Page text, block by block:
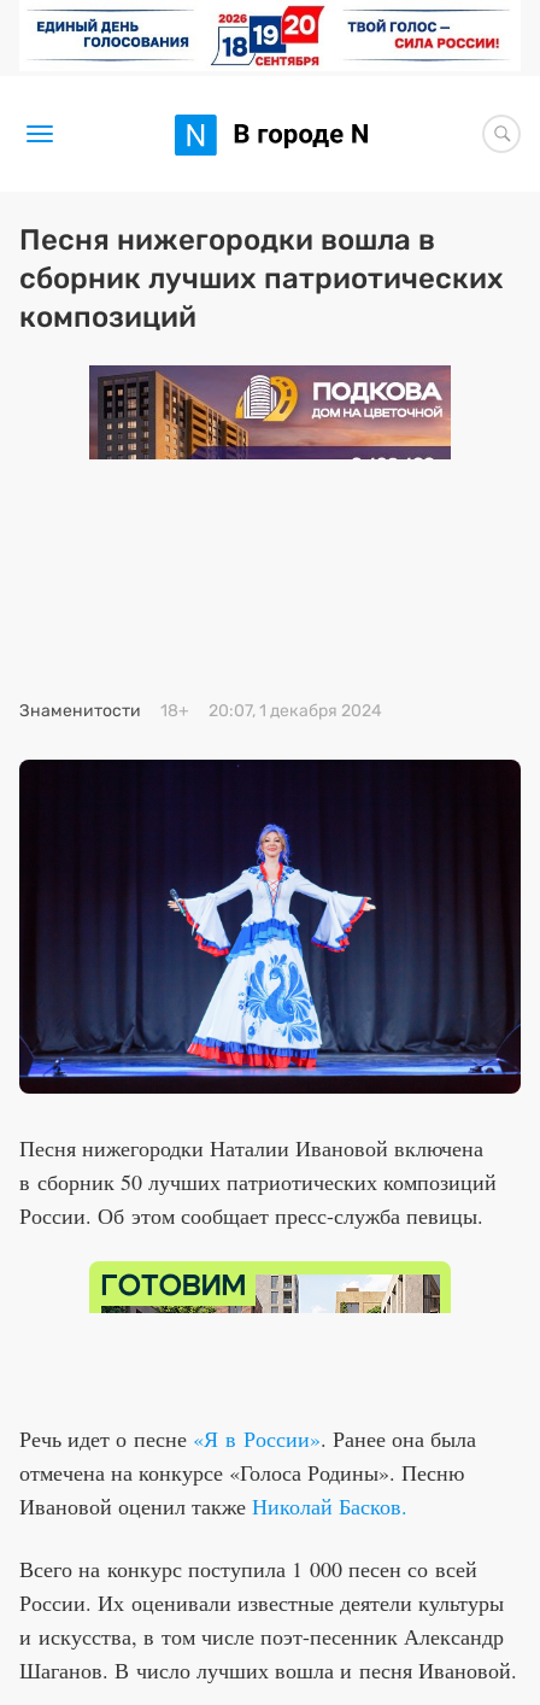
Новости
Статьи
BORЩ
Искусство исцелять
Песня нижегородки вошла в
сборник лучших патриотических
композиций
Знаменитости 18+ 20:07, 1 декабря 2024
Песня нижегородки Наталии Ивановой включена
в сборник 50 лучших патриотических композиций
России. Об этом сообщает пресс-служба певицы.
Речь идет о песне «Я в России». Ранее она была
отмечена на конкурсе «Голоса Родины». Песню
Ивановой оценил также Николай Басков.
Всего на конкурс поступила 1 000 песен со всей
России. Их оценивали известные деятели культуры
и искусства, в том числе поэт-песенник Александр
Шаганов. В число лучших вошла и песня Ивановой.